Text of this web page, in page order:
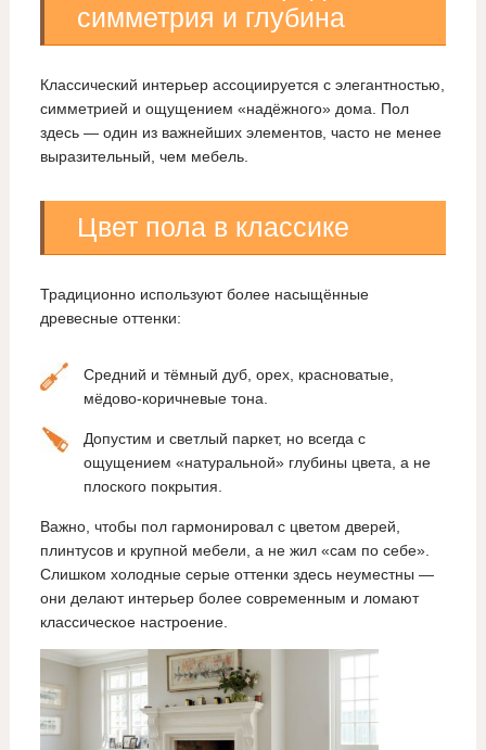
симметрия и глубина
Классический интерьер ассоциируется с элегантностью,
симметрией и ощущением «надёжного» дома. Пол
здесь — один из важнейших элементов, часто не менее
выразительный, чем мебель.
Цвет пола в классике
Традиционно используют более насыщённые
древесные оттенки:
Средний и тёмный дуб, орех, красноватые,
мёдово‑коричневые тона.
Допустим и светлый паркет, но всегда с
ощущением «натуральной» глубины цвета, а не
плоского покрытия.
Важно, чтобы пол гармонировал с цветом дверей,
плинтусов и крупной мебели, а не жил «сам по себе».
Слишком холодные серые оттенки здесь неуместны —
они делают интерьер более современным и ломают
классическое настроение.